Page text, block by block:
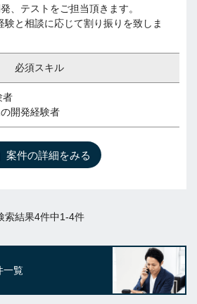
、テストをご担当頂きます。
験と相談に応じて割り振りを致しま
必須スキル
者
開発経験者
案件の詳細をみる
索結果4件中1-4件
一覧